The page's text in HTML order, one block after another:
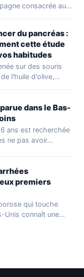
consacrée aux
du pancréas :
cette étude
habitudes
sur des souris
l'huile d'olive,…
dans le Bas-
ans est recherchée
ne pas avoir…
premiers
qui touche
Unis connaît une